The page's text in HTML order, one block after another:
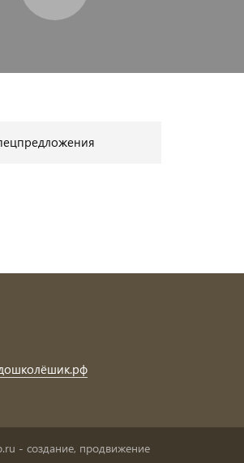
- создание, продвижение